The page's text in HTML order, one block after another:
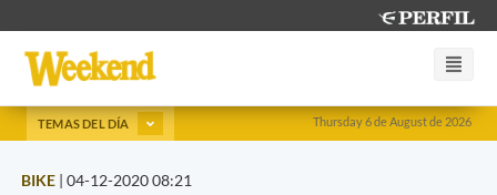
Thursday 6 de August de 2026
TEMAS DEL DÍA
BIKE | 04-12-2020 08:21